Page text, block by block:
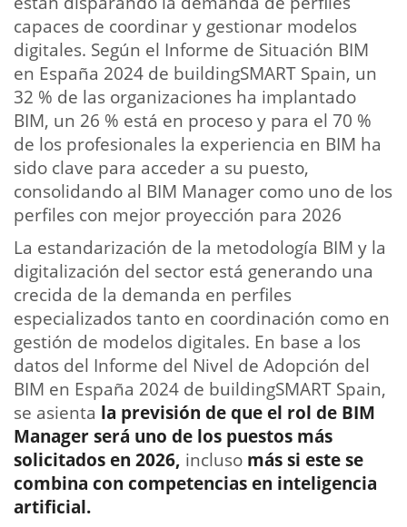
capaces de coordinar y gestionar modelos
digitales. Según el Informe de Situación BIM
en España 2024 de buildingSMART Spain, un
32 % de las organizaciones ha implantado
BIM, un 26 % está en proceso y para el 70 %
de los profesionales la experiencia en BIM ha
sido clave para acceder a su puesto,
consolidando al BIM Manager como uno de los
perfiles con mejor proyección para 2026
La estandarización de la metodología BIM y la
digitalización del sector está generando una
crecida de la demanda en perfiles
especializados tanto en coordinación como en
gestión de modelos digitales. En base a los
datos del Informe del Nivel de Adopción del
BIM en España 2024 de buildingSMART Spain,
se asienta la previsión de que el rol de BIM
Manager será uno de los puestos más
solicitados en 2026, incluso más si este se
combina con competencias en inteligencia
artificial.